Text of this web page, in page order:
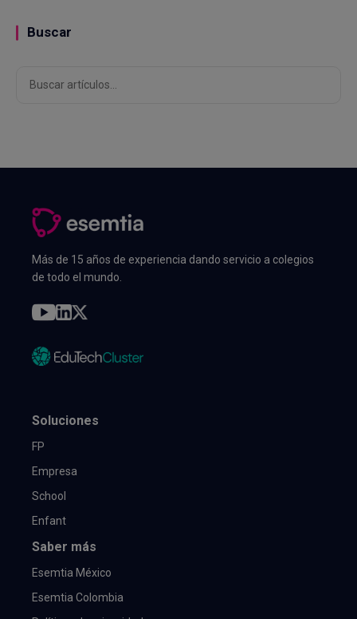
Buscar
Más de 15 años de experiencia dando servicio a colegios
de todo el mundo.
Soluciones
FP
Empresa
School
Enfant
Saber más
Esemtia México
Esemtia Colombia